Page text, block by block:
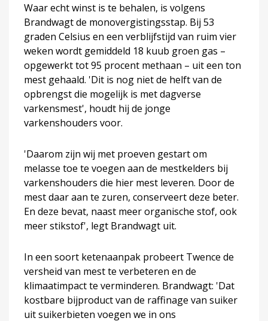
Waar echt winst is te behalen, is volgens
Brandwagt de monovergistingsstap. Bij 53
graden Celsius en een verblijfstijd van ruim vier
weken wordt gemiddeld 18 kuub groen gas –
opgewerkt tot 95 procent methaan – uit een ton
mest gehaald. 'Dit is nog niet de helft van de
opbrengst die mogelijk is met dagverse
varkensmest', houdt hij de jonge
varkenshouders voor.
'Daarom zijn wij met proeven gestart om
melasse toe te voegen aan de mestkelders bij
varkenshouders die hier mest leveren. Door de
mest daar aan te zuren, conserveert deze beter.
En deze bevat, naast meer organische stof, ook
meer stikstof', legt Brandwagt uit.
In een soort ketenaanpak probeert Twence de
versheid van mest te verbeteren en de
klimaatimpact te verminderen. Brandwagt: 'Dat
kostbare bijproduct van de raffinage van suiker
uit suikerbieten voegen we in ons